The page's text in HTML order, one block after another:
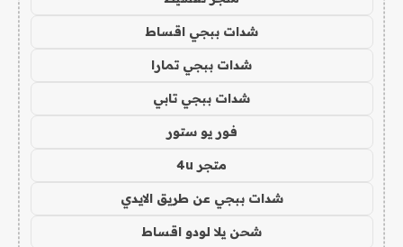
شدات ببجي اقساط
شدات ببجي تمارا
شدات ببجي تابي
فور يو ستور
متجر 4u
شدات ببجي عن طريق الايدي
شحن يلا لودو اقساط